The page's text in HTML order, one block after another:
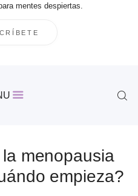
mentes despiertas.
menopausia
empieza?